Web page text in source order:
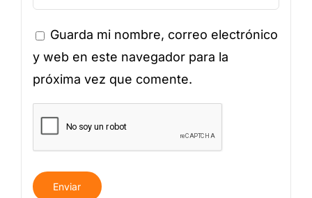
Guarda mi nombre, correo electrónico
y web en este navegador para la
próxima vez que comente.